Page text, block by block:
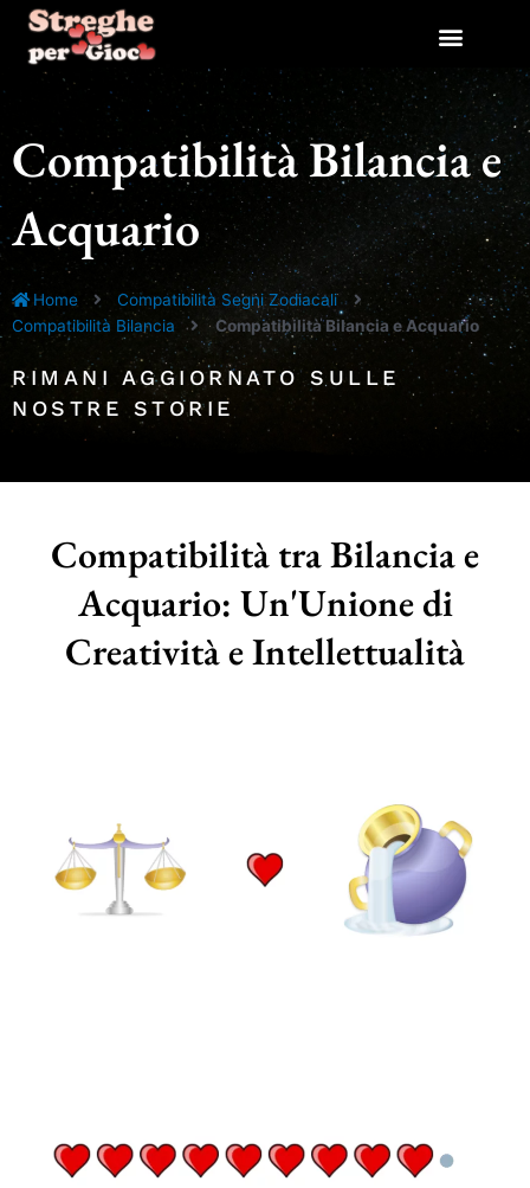
contenuto
Compatibilità Bilancia e
Acquario
Home
Compatibilità Segni Zodiacali
Compatibilità Bilancia
Compatibilità Bilancia e Acquario
RIMANI AGGIORNATO SULLE
NOSTRE STORIE
Compatibilità tra Bilancia e
Acquario: Un'Unione di
Creatività e Intellettualità